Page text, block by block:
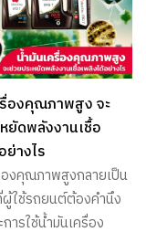
องคุณภาพสูง จะ
ยัดพลังงานเชื้อ
ย่างไร
องคุณภาพสูงกลายเป็น
ผู้ใช้รถยนต์ต้องคำนึง
การใช้น้ำมันเครื่อง